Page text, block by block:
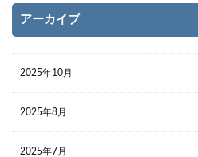
アーカイブ
2025年10月
2025年8月
2025年7月